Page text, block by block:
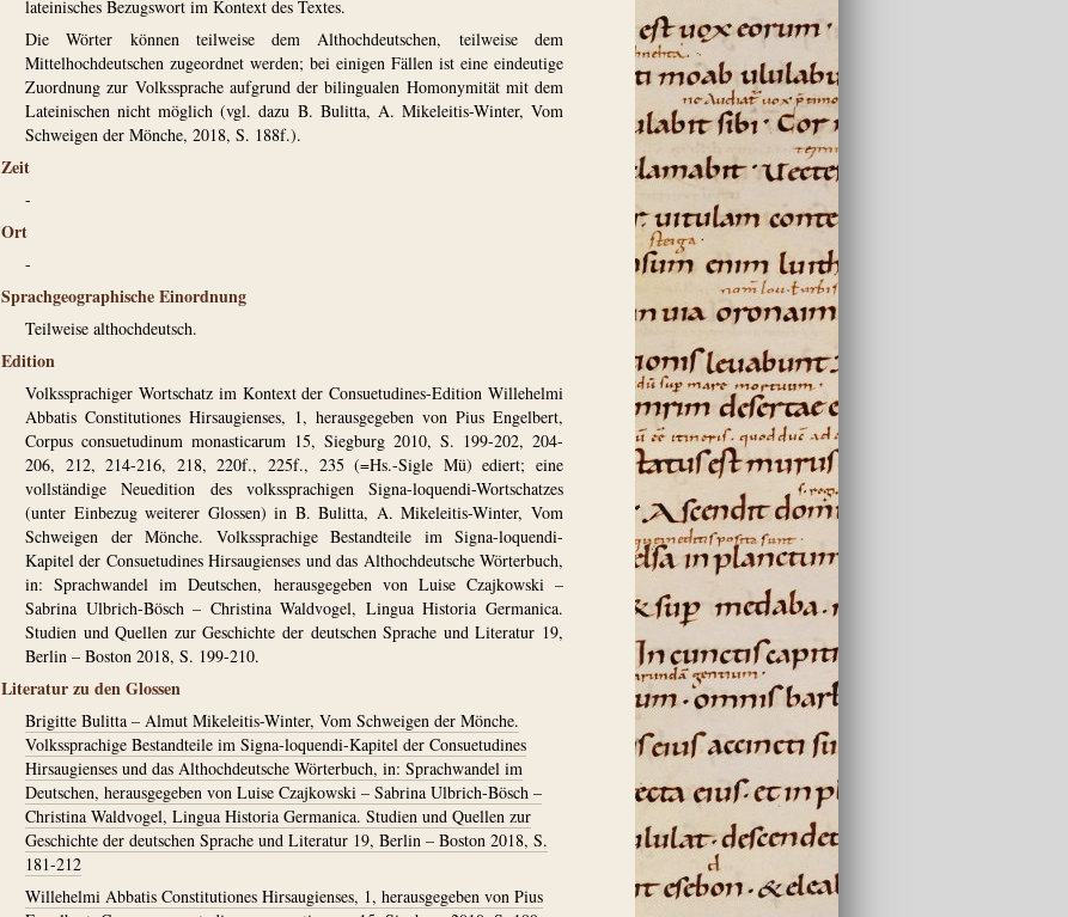
lateinisches Bezugswort im Kontext des Textes.
Die Wörter können teilweise dem Althochdeutschen, teilweise dem
Mittelhochdeutschen zugeordnet werden; bei einigen Fällen ist eine eindeutige
Zuordnung zur Volkssprache aufgrund der bilingualen Homonymität mit dem
Lateinischen nicht möglich (vgl. dazu B. Bulitta, A. Mikeleitis-Winter, Vom
Schweigen der Mönche, 2018, S. 188f.).
Zeit
-
Ort
-
Sprachgeographische Einordnung
Teilweise althochdeutsch.
Edition
Volkssprachiger Wortschatz im Kontext der Consuetudines-Edition Willehelmi
Abbatis Constitutiones Hirsaugienses, 1, herausgegeben von Pius Engelbert,
Corpus consuetudinum monasticarum 15, Siegburg 2010, S. 199-202, 204-
206, 212, 214-216, 218, 220f., 225f., 235 (=Hs.-Sigle Mü) ediert; eine
vollständige Neuedition des volkssprachigen Signa-loquendi-Wortschatzes
(unter Einbezug weiterer Glossen) in B. Bulitta, A. Mikeleitis-Winter, Vom
Schweigen der Mönche. Volkssprachige Bestandteile im Signa-loquendi-
Kapitel der Consuetudines Hirsaugienses und das Althochdeutsche Wörterbuch,
in: Sprachwandel im Deutschen, herausgegeben von Luise Czajkowski –
Sabrina Ulbrich-Bösch – Christina Waldvogel, Lingua Historia Germanica.
Studien und Quellen zur Geschichte der deutschen Sprache und Literatur 19,
Berlin – Boston 2018, S. 199-210.
Literatur zu den Glossen
Brigitte Bulitta – Almut Mikeleitis-Winter, Vom Schweigen der Mönche.
Volkssprachige Bestandteile im Signa-loquendi-Kapitel der Consuetudines
Hirsaugienses und das Althochdeutsche Wörterbuch, in: Sprachwandel im
Deutschen, herausgegeben von Luise Czajkowski – Sabrina Ulbrich-Bösch –
Christina Waldvogel, Lingua Historia Germanica. Studien und Quellen zur
Geschichte der deutschen Sprache und Literatur 19, Berlin – Boston 2018, S.
181-212
Willehelmi Abbatis Constitutiones Hirsaugienses, 1, herausgegeben von Pius